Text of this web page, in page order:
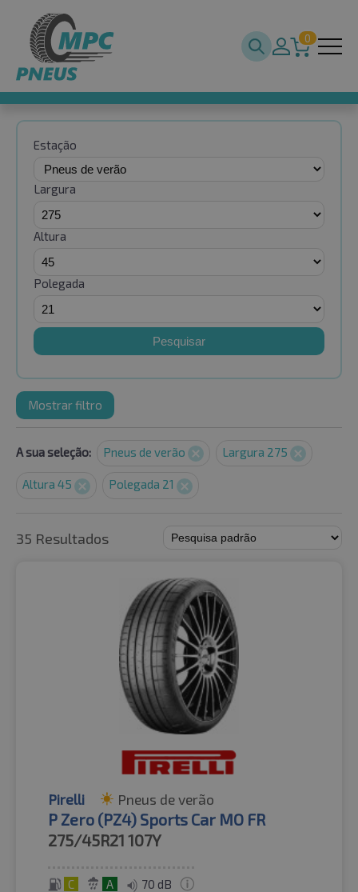
0
Estação
Largura
Altura
Polegada
Pesquisar
Mostrar filtro
A sua seleção: Pneus de verão Largura 275
Altura 45 Polegada 21
35 Resultados
Pirelli Pneus de verão
P Zero (PZ4) Sports Car MO FR
275/45R21 107Y
C A 70 dB